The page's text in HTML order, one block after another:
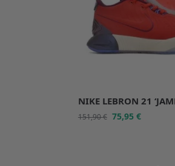
NIKE LEBRON 21
151,90€ 75,95 €